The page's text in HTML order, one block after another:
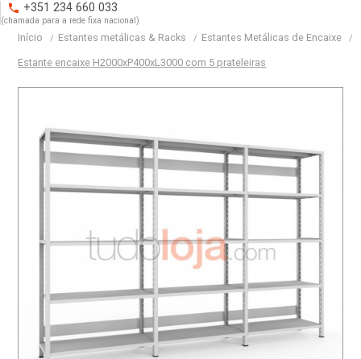
phone +351 234 660 033
(chamada para a rede fixa nacional)
Início Estantes metálicas & Racks Estantes Metálicas de Encaixe
Estante encaixe H2000xP400xL3000 com 5 prateleiras